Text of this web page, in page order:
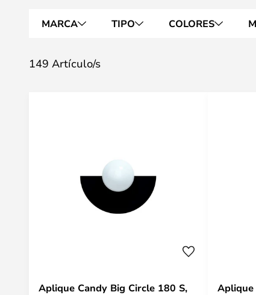
MARCA TIPO COLORES
149 Artículo/s
Aplique Candy Big Circle 180 S,